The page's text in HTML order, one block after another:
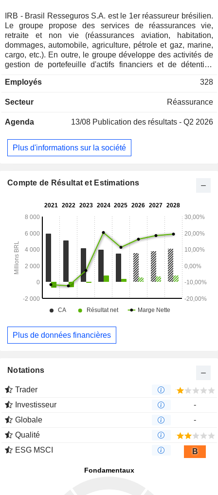
IRB - Brasil Resseguros S.A. est le 1er réassureur brésilien.
Le groupe propose des services de réassurances vie,
retraite et non vie (réassurances aviation, habitation,
dommages, automobile, agriculture, pétrole et gaz, marine,
cargo, etc.). En outre, le groupe développe des activités de
gestion de portefeuille d'actifs financiers et de détention
au Brésil.
Employés 328
Secteur Réassurance
Agenda 13/08 Publication des résultats - Q2 2026
Plus d'informations sur la société
Compte de Résultat et Estimations
Plus de données financières
Notations
Trader
Investisseur
-
Globale
-
Qualité
ESG MSCI
B